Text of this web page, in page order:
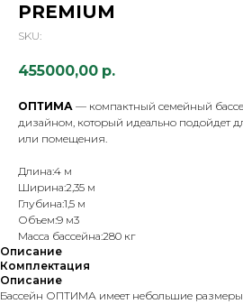
PREMIUM
SKU:
455000,00 р.
ОПТИМА — компактный семейный
дизайном, который идеально подойдет
или помещения.
Длина:4 м
Ширина:2,35 м
Глубина:1,5 м
Объем:9 м3
Масса бассейна:280 кг
Описание
Комплектация
Описание
Бассейн ОПТИМА имеет небольшие размеры